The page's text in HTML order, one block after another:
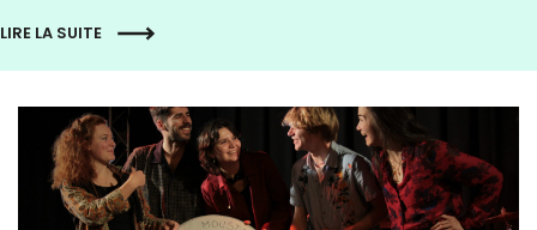
LIRE LA SUITE